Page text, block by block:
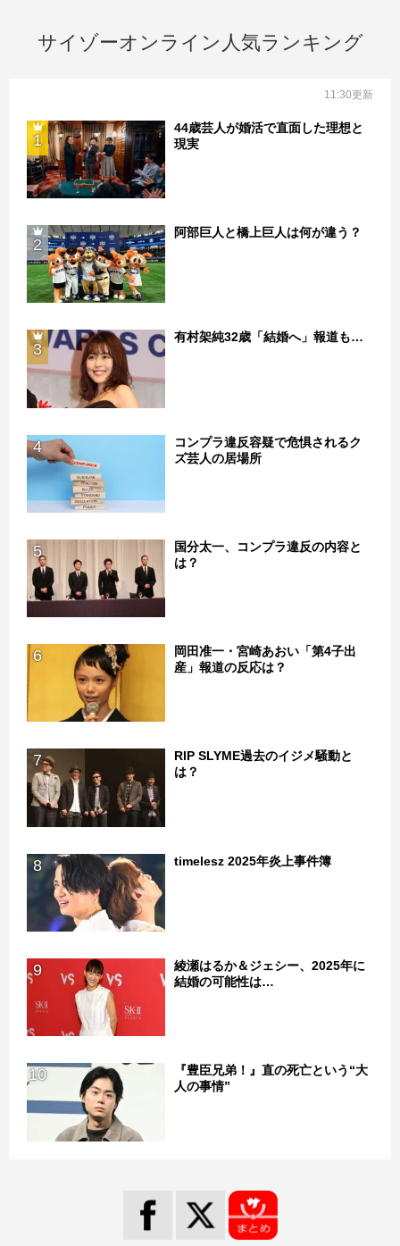
サイゾーオンライン人気ランキング
11:30更新
1
44歳芸人が婚活で直面した理想と
現実
2
阿部巨人と橋上巨人は何が違う？
3
有村架純32歳「結婚へ」報道も…
4
コンプラ違反容疑で危惧されるク
ズ芸人の居場所
5
国分太一、コンプラ違反の内容と
は？
6
岡田准一・宮崎あおい「第4子出
産」報道の反応は？
7
RIP SLYME過去のイジメ騒動と
は？
8 timelesz 2025年炎上事件簿
9
綾瀬はるか＆ジェシー、2025年に
結婚の可能性は…
10
『豊臣兄弟！』直の死亡という“大
人の事情”